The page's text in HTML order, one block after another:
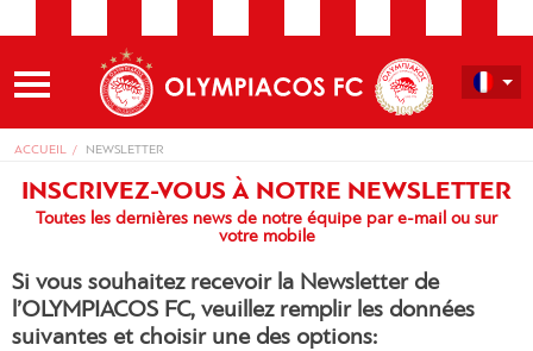
ACCUEIL NEWSLETTER
INSCRIVEZ-VOUS À NOTRE NEWSLETTER
Toutes les dernières news de notre équipe par e-mail ou sur
votre mobile
Si vous souhaitez recevoir la Newsletter de
l’OLYMPIACOS FC, veuillez remplir les données
suivantes et choisir une des options: